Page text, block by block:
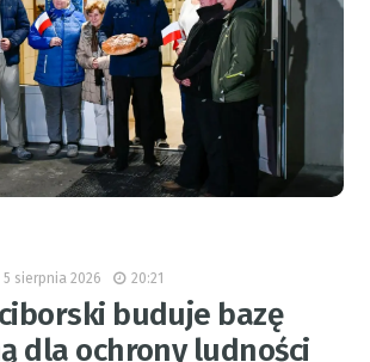
5 sierpnia 2026 20:21
buduje bazę
dla ochrony ludności